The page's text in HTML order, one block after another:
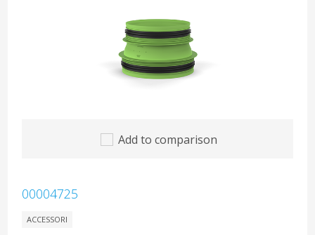
Add to comparison
00004725
ACCESSORI